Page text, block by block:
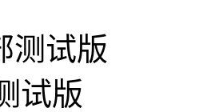
测试版
试版